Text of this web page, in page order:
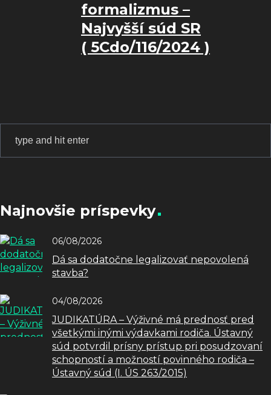
formalizmus –
Najvyšší súd SR
( 5Cdo/116/2024 )
Najnovšie príspevky
06/08/2026
Dá sa dodatočne legalizovať nepovolená
stavba?
04/08/2026
JUDIKATÚRA – Výživné má prednosť pred
všetkými inými výdavkami rodiča. Ústavný
súd potvrdil prísny prístup pri posudzovaní
schopností a možností povinného rodiča –
Ústavný súd (I. ÚS 263/2015)